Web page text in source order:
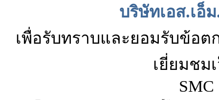
บริษัทเอส.เอ็
เพื่อรับทราบและยอมรับข้อ
เยี่ยมชม
SMC